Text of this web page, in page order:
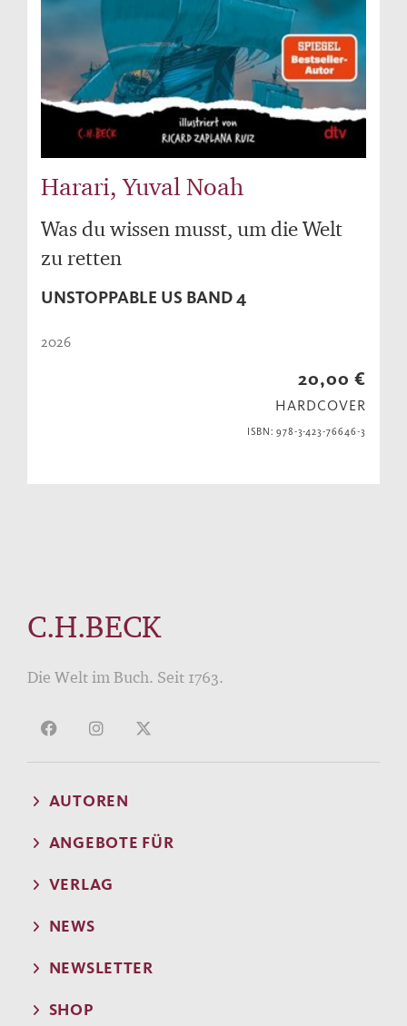
Harari, Yuval Noah
Was du wissen musst, um die Welt
zu retten
UNSTOPPABLE US BAND 4
2026
20,00 €
HARDCOVER
ISBN: 978-3-423-76646-3
C.H.BECK
Die Welt im Buch. Seit 1763.
AUTOREN
ANGEBOTE FÜR
VERLAG
NEWS
NEWSLETTER
SHOP